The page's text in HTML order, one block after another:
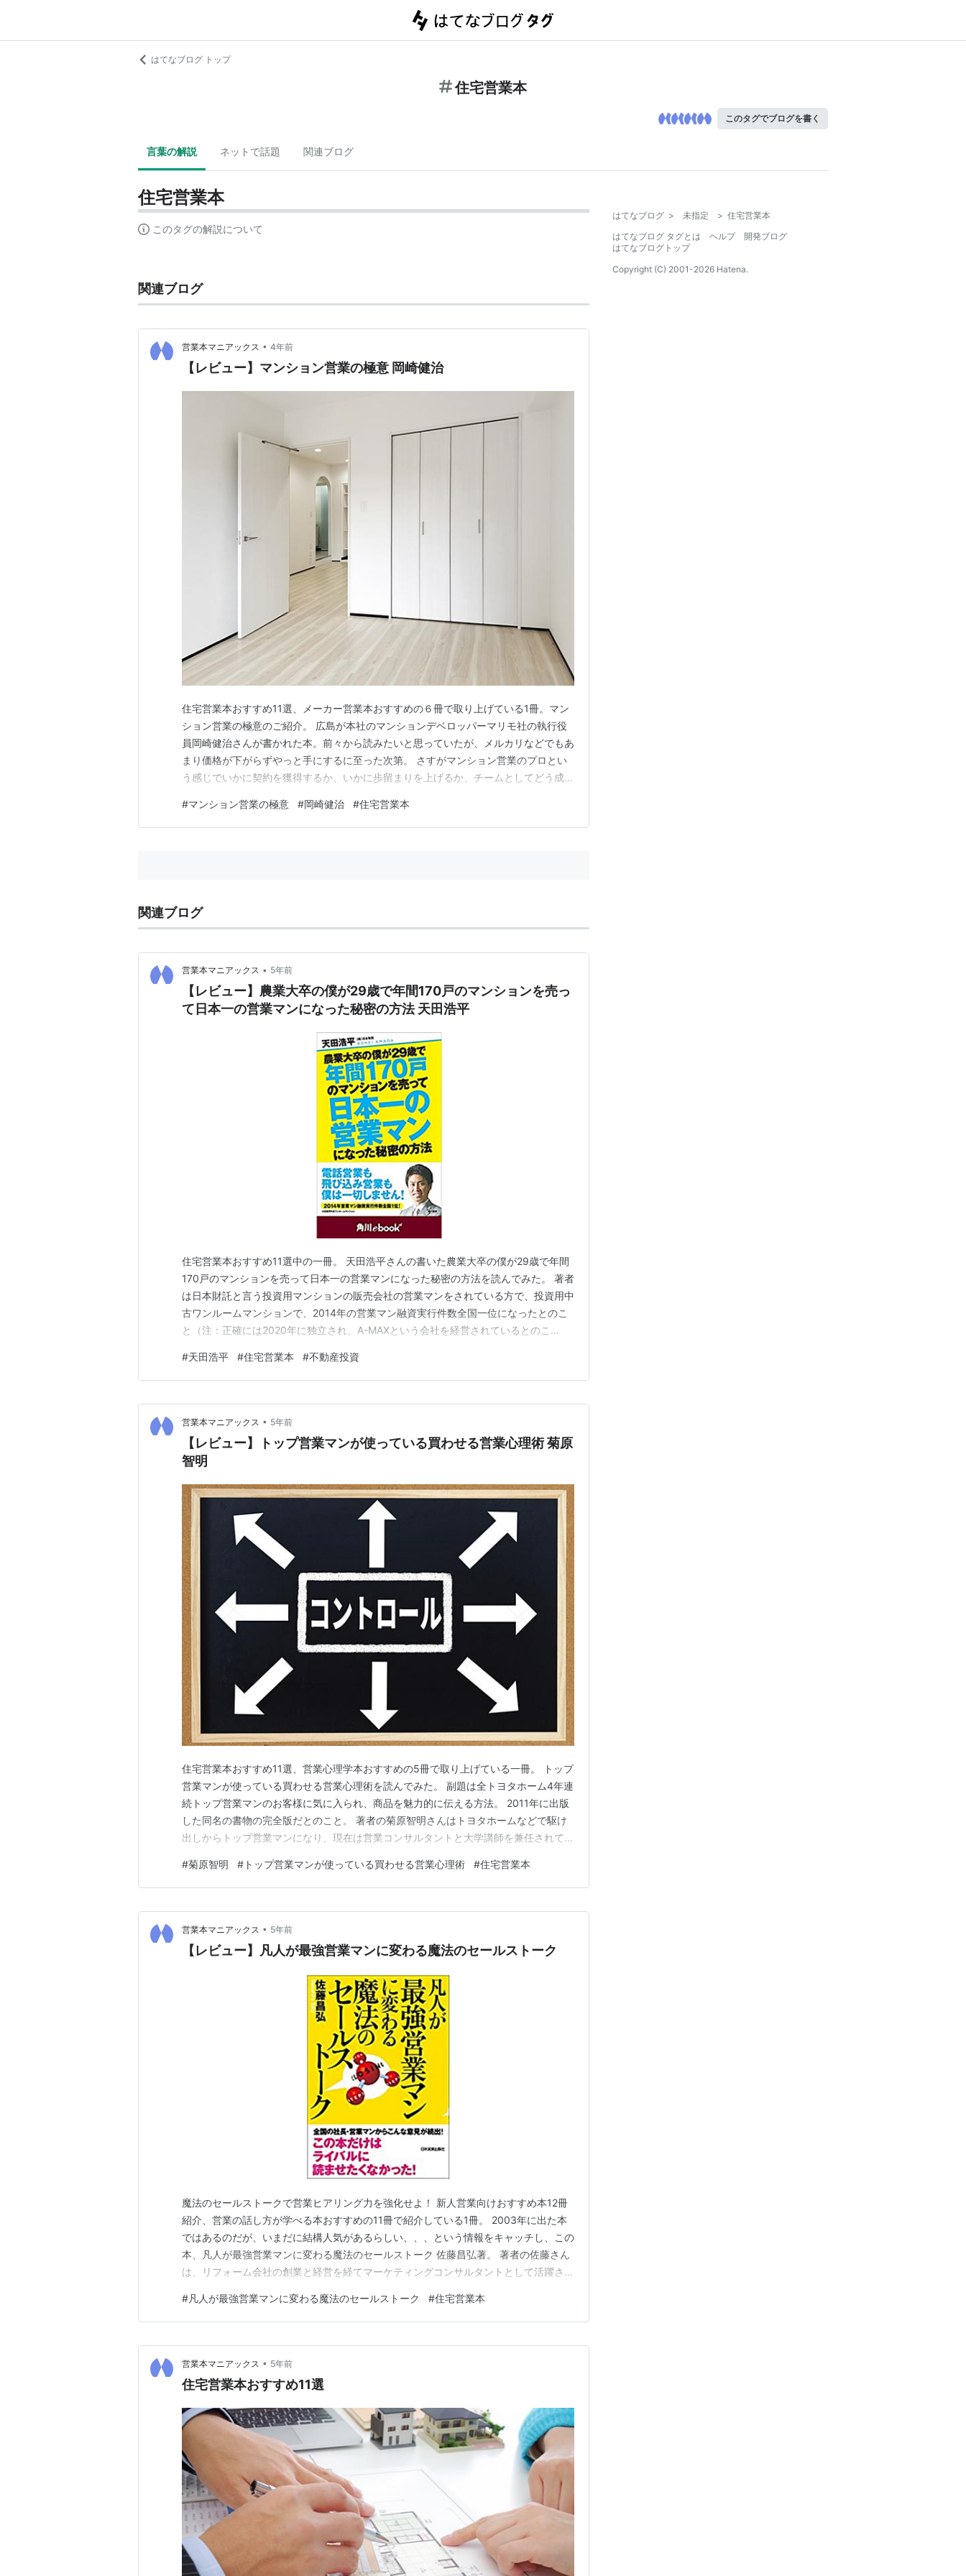
はてなブログ トップ
住宅営業本
このタグでブログを書く
言葉の解説 ネットで話題 関連ブログ
住宅営業本
このタグの解説について
関連ブログ
営業本マニアックス • 4年前
【レビュー】マンション営業の極意 岡崎健治
住宅営業本おすすめ11選、メーカー営業本おすすめの６冊で取り上げている1冊。マン
ション営業の極意のご紹介。 広島が本社のマンションデベロッパーマリモ社の執行役
員岡崎健治さんが書かれた本。前々から読みたいと思っていたが、メルカリなどでもあ
まり価格が下がらずやっと手にするに至った次第。 さすがマンション営業のプロとい
う感じでいかに契約を獲得するか、いかに歩留まりを上げるか、チームとしてどう成功
下のような点。 プロのマンション営業がどう顧客心理を捉え営業しているのかが分か
る。まずはお客さんの今住んでいる家に行ってみることで…
#マンション営業の極意 #岡崎健治 #住宅営業本
関連ブログ
営業本マニアックス • 5年前
【レビュー】農業大卒の僕が29歳で年間170戸のマンションを売っ
て日本一の営業マンになった秘密の方法 天田浩平
住宅営業本おすすめ11選中の一冊。 天田浩平さんの書いた農業大卒の僕が29歳で年間
170戸のマンションを売って日本一の営業マンになった秘密の方法を読んでみた。 著者
は日本財託と言う投資用マンションの販売会社の営業マンをされている方で、投資用中
古ワンルームマンションで、2014年の営業マン融資実行件数全国一位になったとのこ
と（注：正確には2020年に独立され、A-MAXという会社を経営されているとのこ
同書は不動産投資を題材に著書が構築した売れる仕組みづくりを学べる本である。 以
下のような点が印象に残った。 ・セ…
#天田浩平 #住宅営業本 #不動産投資
営業本マニアックス • 5年前
【レビュー】トップ営業マンが使っている買わせる営業心理術 菊原
智明
住宅営業本おすすめ11選、営業心理学本おすすめの5冊で取り上げている一冊。 トップ
営業マンが使っている買わせる営業心理術を読んでみた。 副題は全トヨタホーム4年連
続トップ営業マンのお客様に気に入られ、商品を魅力的に伝える方法。 2011年に出版
した同名の書物の完全版だとのこと。 著者の菊原智明さんはトヨタホームなどで駆け
出しからトップ営業マンになり、現在は営業コンサルタントと大学講師を兼任されてい
まっていてとても読みやすい。 このブログでもマーケティングに役立つ心理学という
名称で事情を紹介してきたのだがこの本でもい…
#菊原智明 # トップ営業マンが使っている買わせる営業心理術 #住宅営業本
営業本マニアックス • 5年前
【レビュー】凡人が最強営業マンに変わる魔法のセールストーク
魔法のセールストークで営業ヒアリング力を強化せよ！ 新人営業向けおすすめ本12冊
紹介、営業の話し方が学べる本おすすめの11冊で紹介している1冊。 2003年に出た本
ではあるのだが、いまだに結構人気があるらしい、、、という情報をキャッチし、この
本、凡人が最強営業マンに変わる魔法のセールストーク 佐藤昌弘著。 著者の佐藤さん
は、リフォーム会社の創業と経営を経てマーケティングコンサルタントとして活躍され
真意を汲み取り、汲み取った内容を考慮した上で販売を行う、という販売のあり方
（「魔法のセールストーク」）について書かれている…
#凡人が最強営業マンに変わる魔法のセールストーク #住宅営業本
営業本マニアックス • 5年前
住宅営業本おすすめ11選
はてなブログ > 未指定 > 住宅営業本
はてなブログ タグとは
ヘルプ
開発ブログ
はてなブログトップ
Copyright (C) 2001-2026 Hatena.